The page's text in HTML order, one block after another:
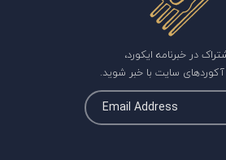
در خبرنامه ایکورد،
آکوردهای سایت با خبر شوید.